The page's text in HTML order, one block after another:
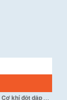
Cơ khí đột dập...